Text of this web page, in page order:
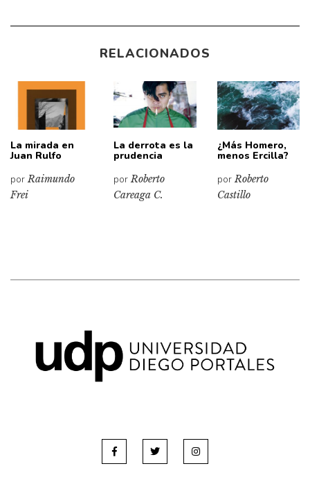
RELACIONADOS
La mirada en
Juan Rulfo
porRaimundo
Frei
La derrota es la
prudencia
porRoberto
Careaga C.
¿Más Homero,
menos Ercilla?
porRoberto
Castillo